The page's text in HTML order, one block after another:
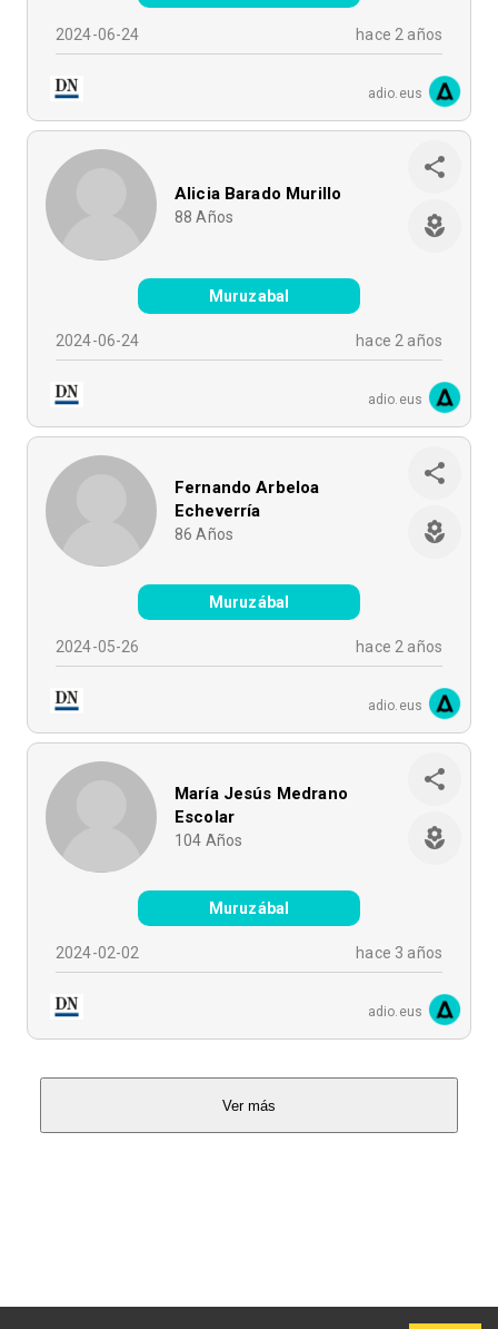
2024-06-24 hace 2 años
adio.eus
Alicia Barado Murillo
88 Años
Muruzabal
2024-06-24 hace 2 años
adio.eus
Fernando Arbeloa
Echeverría
86 Años
Muruzábal
2024-05-26 hace 2 años
adio.eus
María Jesús Medrano
Escolar
104 Años
Muruzábal
2024-02-02 hace 3 años
adio.eus
Ver más